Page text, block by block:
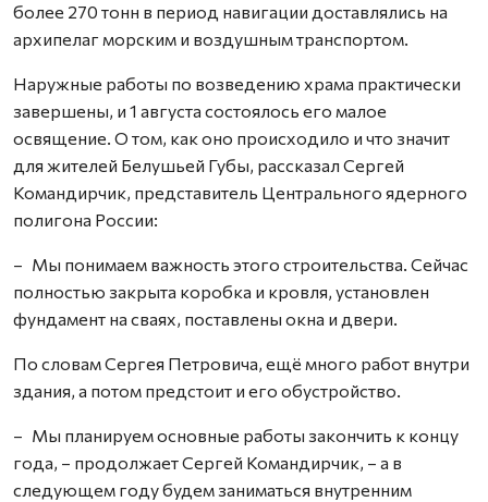
более 270 тонн в период навигации доставлялись на
архипелаг морским и воздушным транспортом.
Наружные работы по возведению храма практически
завершены, и 1 августа состоялось его малое
освящение. О том, как оно происходило и что значит
для жителей Белушьей Губы, рассказал Сергей
Командирчик, представитель Центрального ядерного
полигона России:
– Мы понимаем важность этого строительства. Сейчас
полностью закрыта коробка и кровля, установлен
фундамент на сваях, поставлены окна и двери.
По словам Сергея Петровича, ещё много работ внутри
здания, а потом предстоит и его обустройство.
– Мы планируем основные работы закончить к концу
года, – продолжает Сергей Командирчик, – а в
следующем году будем заниматься внутренним